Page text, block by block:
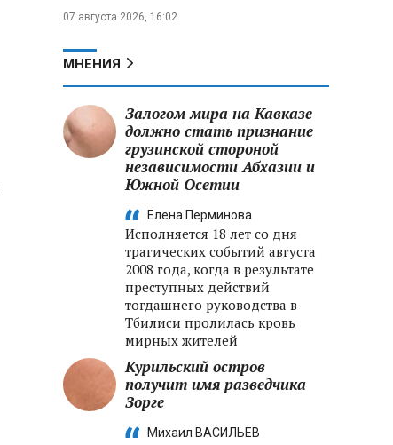
07 августа 2026, 16:02
МНЕНИЯ
Залогом мира на Кавказе
должно стать признание
грузинской стороной
независимости Абхазии и
Южной Осетии
Елена Перминова
Исполняется 18 лет со дня
трагических событий августа
2008 года, когда в результате
преступных действий
тогдашнего руководства в
Тбилиси пролилась кровь
мирных жителей
Курильский остров
получит имя разведчика
Зорге
Михаил ВАСИЛЬЕВ